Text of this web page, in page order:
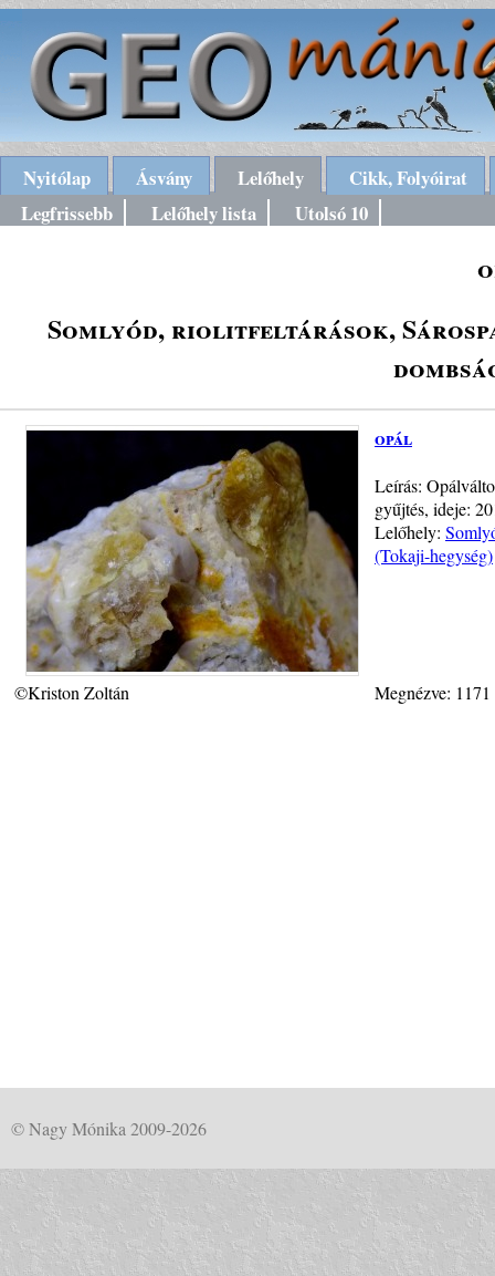
Nyitólap Ásvány Lelőhely
Cikk, Folyóirat
Legfrissebb
Lelőhely lista Utolsó 10
Somlyód, riolitfeltárások,
opál
Leírás:
gyűjtés, ideje:
Lelőhely:
(Tokaji-hegység)
©Kriston Zoltán Megnézve:
© Nagy Mónika 2009-2026